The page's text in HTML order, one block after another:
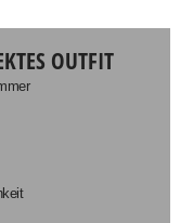
OUTFIT